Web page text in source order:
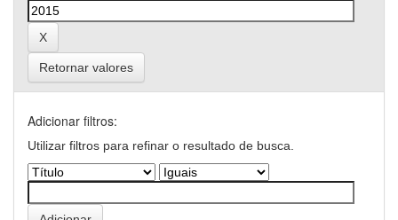
Retornar valores
Adicionar filtros:
Utilizar filtros para refinar o resultado de busca.